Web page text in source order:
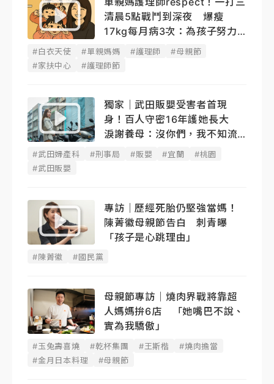
清晨5點戰鬥到深夜 爆瘦
17kg每月病3次：為孩子努力
撐
#白衣天使 #單親媽媽 #護理師
#母親節
#家扶中心
#護理師節
獨家｜武田販嬰受害者首現
身！百人守密16年護她長大
淚謝養母：沒你們，我不知流
浪到哪
#武田婦產科 #刑事局 #販嬰 #宜蘭
#桃園
#武田販嬰
專訪｜歷經死胎仍堅強當媽！
陳菁徽母親節告白 刺青曝
「孩子是心跳理由」
#陳菁徽 #國民黨
母親節專訪｜燒肉界戰將靠超
人媽媽拚6店 「她嘴巴不說、
實為我驕傲」
#玉兔壽喜燒 #乾杯集團 #王斯楷
#燒肉擔當
#金月日本料理
#母親節